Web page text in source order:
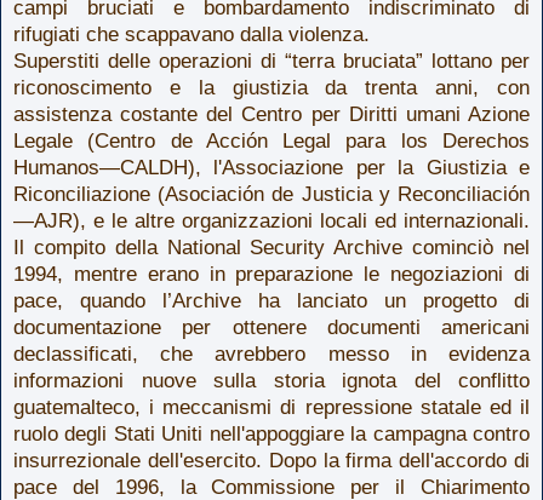
campi bruciati e bombardamento indiscriminato di
rifugiati che scappavano dalla violenza.
Superstiti delle operazioni di “terra bruciata” lottano per
riconoscimento e la giustizia da trenta anni, con
assistenza costante del Centro per Diritti umani Azione
Legale (Centro de Acción Legal para los Derechos
Humanos—CALDH), l'Associazione per la Giustizia e
Riconciliazione (Asociación de Justicia y Reconciliación
—AJR), e le altre organizzazioni locali ed internazionali.
Il compito della National Security Archive cominciò nel
1994, mentre erano in preparazione le negoziazioni di
pace, quando l’Archive ha lanciato un progetto di
documentazione per ottenere documenti americani
declassificati, che avrebbero messo in evidenza
informazioni nuove sulla storia ignota del conflitto
guatemalteco, i meccanismi di repressione statale ed il
ruolo degli Stati Uniti nell'appoggiare la campagna contro
insurrezionale dell'esercito. Dopo la firma dell'accordo di
pace del 1996, la Commissione per il Chiarimento